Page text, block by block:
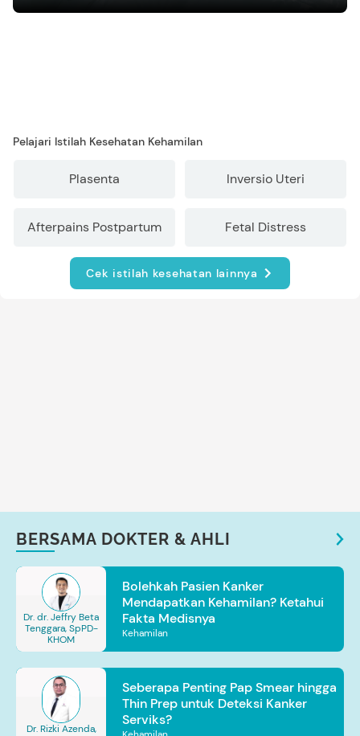
Pelajari Istilah Kesehatan Kehamilan
Plasenta Inversio Uteri
Afterpains Postpartum Fetal Distress
Cek istilah kesehatan lainnya
BERSAMA DOKTER & AHLI
Dr. dr. Jeffry Beta
Tenggara, SpPD-
KHOM
Bolehkah Pasien Kanker
Mendapatkan Kehamilan? Ketahui
Fakta Medisnya
Kehamilan
Dr. Rizki Azenda,
Seberapa Penting Pap Smear hingga
Thin Prep untuk Deteksi Kanker
Serviks?